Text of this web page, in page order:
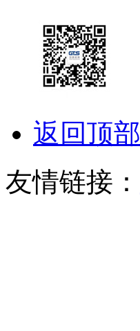
返回顶部
友情链接：